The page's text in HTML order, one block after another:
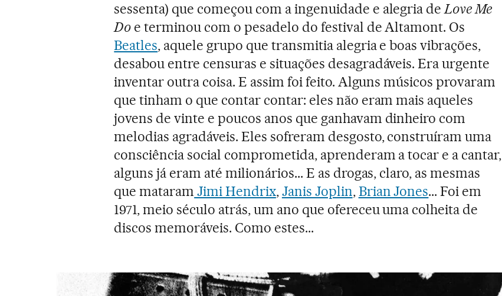
sessenta) que começou com a ingenuidade e alegria deLove Me
Do e terminou com o pesadelo do festival de Altamont. Os
Beatles, aquele grupo que transmitia alegria e boas vibrações,
desabou entre censuras e situações desagradáveis. Era urgente
inventar outra coisa. E assim foi feito. Alguns músicos provaram
que tinham o que contar contar: eles não eram mais aqueles
jovens de vinte e poucos anos que ganhavam dinheiro com
melodias agradáveis. Eles sofreram desgosto, construíram uma
consciência social comprometida, aprenderam a tocar e a cantar,
alguns já eram até milionários... E as drogas, claro, as mesmas
que mataram Jimi Hendrix,Janis Joplin,Brian Jones... Foi em
1971, meio século atrás, um ano que ofereceu uma colheita de
discos memoráveis. Como estes...